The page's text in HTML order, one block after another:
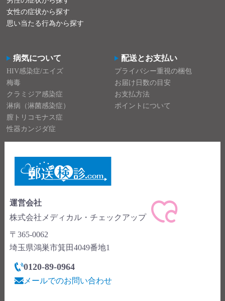
女性の症状から探す
思い当たる行為から探す
病気について
HIV感染症/エイズ
梅毒
クラミジア感染症
淋病（淋菌感染症）
膣トリコモナス症
性器カンジダ症
配送とお支払い
プライバシー重視の梱包
お届け日数の目安
お支払方法
ポイントについて
運営会社
株式会社メディカル・チェックアップ
〒365-0062
埼玉県鴻巣市箕田4049番地1
0120-89-0964
メールでのお問い合わせ